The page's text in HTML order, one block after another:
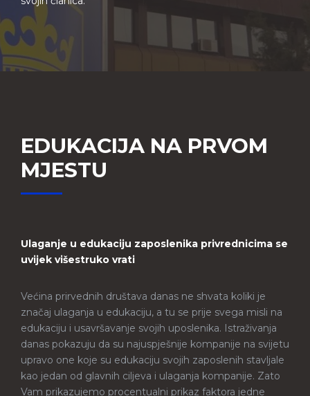
EDUKACIJA NA PRVOM
MJESTU
Ulaganje u edukaciju zaposlenika privrednicima se
uvijek višestruko vrati
Većina prirvednih društava danas ne shvata koliki je
značaj ulaganja u edukaciju, a tu se prije svega misli na
edukaciju i usavršavanje svojih uposlenika. Istraživanja
danas pokazuju da su najuspješnije kompanije na svijetu
upravo one koje su edukaciju svojih zaposlenih stavljale
kao jedan od glavnih ciljeva i ulaganja kompanije. Zato
Vam prikazujemo procentualni prikaz faktora jedne